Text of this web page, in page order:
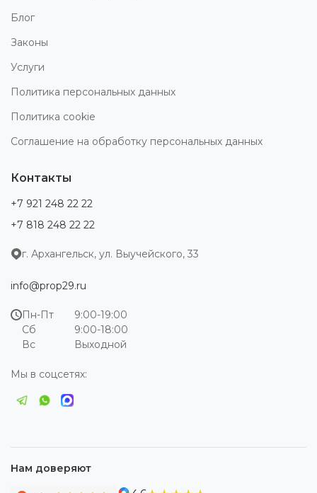
Блог
Законы
Услуги
Политика персональных данных
Политика cookie
Соглашение на обработку персональных данных
Контакты
+7 921 248 22 22
+7 818 248 22 22
г. Архангельск, ул. Выучейского, 33
info@prop29.ru
Пн-Пт
9:00-19:00
Сб
9:00-18:00
Вс
Выходной
Мы в соцсетях:
Нам доверяют